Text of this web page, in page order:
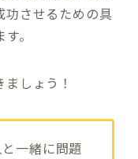
功させるための具
。
しょう！
一緒に問題